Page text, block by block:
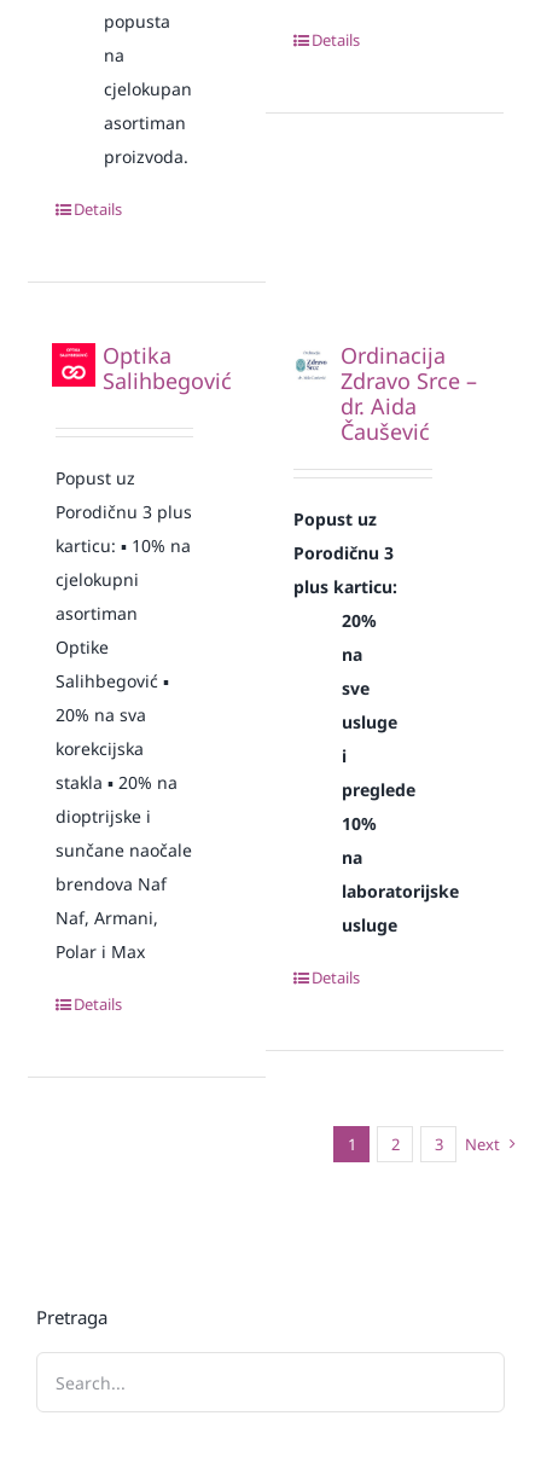
popusta
na
cjelokupan
asortiman
proizvoda.
Details
Details
Optika
Salihbegović
Popust uz
Porodičnu 3 plus
karticu: ▪️ 10% na
cjelokupni
asortiman
Optike
Salihbegović ▪️
20% na sva
korekcijska
stakla ▪️ 20% na
dioptrijske i
sunčane naočale
brendova Naf
Naf, Armani,
Polar i Max
Details
Ordinacija
Zdravo Srce –
dr. Aida
Čaušević
Popust uz
Porodičnu 3
plus karticu:
20%
na
sve
usluge
i
preglede
10%
na
laboratorijske
usluge
Details
1 2 3 Next
Pretraga